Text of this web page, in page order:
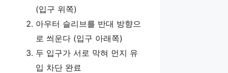
(입구 위쪽)
아우터 슬리브를 반대 방향으
로 씌운다 (입구 아래쪽)
두 입구가 서로 막혀 먼지 유
입 차단 완료